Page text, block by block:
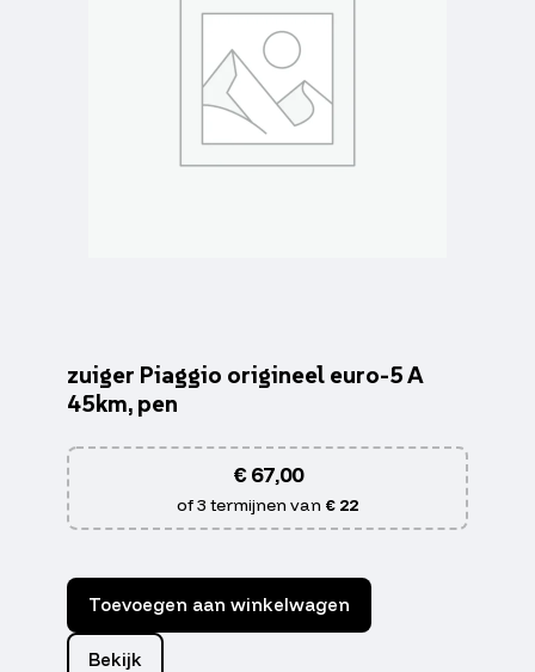
zuiger Piaggio origineel euro-5 A
45km, pen
€67,00
of 3 termijnen van € 22
Toevoegen aan winkelwagen
Bekijk